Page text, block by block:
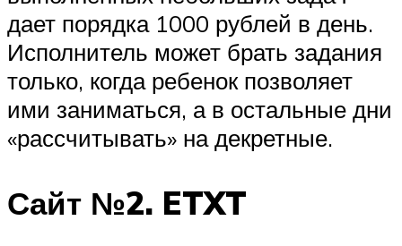
дает порядка 1000 рублей в день.
Исполнитель может брать задания
только, когда ребенок позволяет
ими заниматься, а в остальные дни
«рассчитывать» на декретные.
Сайт №2. ETXT